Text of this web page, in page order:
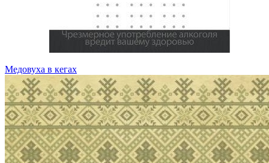
Медовуха в кегах